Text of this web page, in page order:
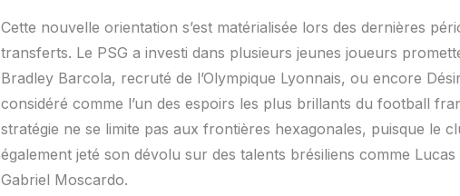
Cette nouvelle orientation s’est matérialisée lors des dernières
transferts. Le PSG a investi dans plusieurs jeunes joueurs
Bradley Barcola, recruté de l’Olympique Lyonnais, ou encore
considéré comme l’un des espoirs les plus brillants du football
stratégie ne se limite pas aux frontières hexagonales, puisque le
également jeté son dévolu sur des talents brésiliens comme
Gabriel Moscardo.